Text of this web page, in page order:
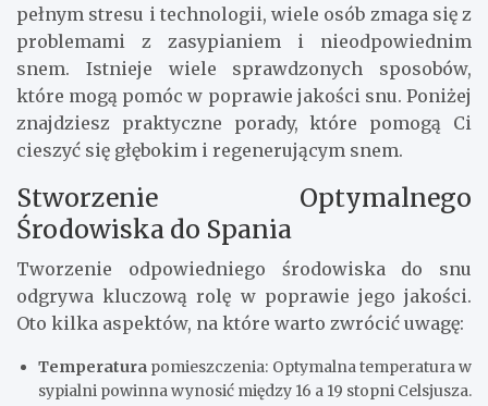
pełnym stresu i technologii, wiele osób zmaga się z
problemami z zasypianiem i nieodpowiednim
snem. Istnieje wiele sprawdzonych sposobów,
które mogą pomóc w poprawie jakości snu. Poniżej
znajdziesz praktyczne porady, które pomogą Ci
cieszyć się głębokim i regenerującym snem.
Stworzenie Optymalnego
Środowiska do Spania
Tworzenie odpowiedniego środowiska do snu
odgrywa kluczową rolę w poprawie jego jakości.
Oto kilka aspektów, na które warto zwrócić uwagę:
Temperatura pomieszczenia: Optymalna temperatura w
sypialni powinna wynosić między 16 a 19 stopni Celsjusza.